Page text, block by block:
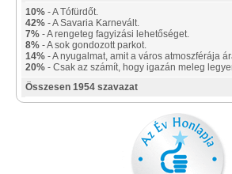
10% - A Tófürdőt.
42% - A Savaria Karnevált.
7% - A rengeteg fagyizási lehetőséget.
8% - A sok gondozott parkot.
14% - A nyugalmat, amit a város atmoszférája
20% - Csak az számít, hogy igazán meleg
Összesen 1954 szavazat